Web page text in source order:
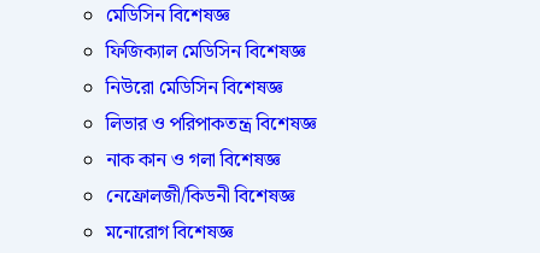
মেডিসিন বিশেষজ্ঞ
ফিজিক্যাল মেডিসিন বিশেষজ্ঞ
নিউরো মেডিসিন বিশেষজ্ঞ
লিভার ও পরিপাকতন্ত্র বিশেষজ্ঞ
নাক কান ও গলা বিশেষজ্ঞ
নেফ্রোলজী/কিডনী বিশেষজ্ঞ
মনোরোগ বিশেষজ্ঞ